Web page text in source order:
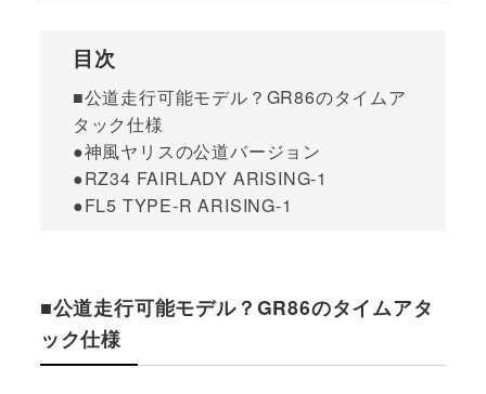
目次
■公道走行可能モデル？GR86のタイムア
タック仕様
●神風ヤリスの公道バージョン
●RZ34 FAIRLADY ARISING-1
●FL5 TYPE-R ARISING-1
■公道走行可能モデル？GR86のタイムアタ
ック仕様